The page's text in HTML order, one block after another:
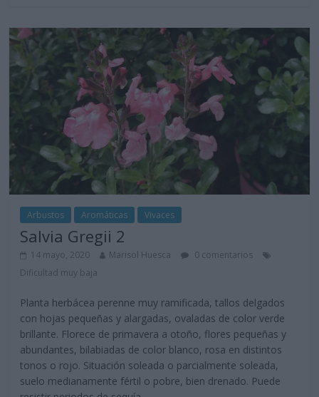
Arbustos Aromáticas Vivaces
Salvia Gregii 2
14 mayo, 2020 Marisol Huesca
0 comentarios
Dificultad muy baja
Planta herbácea perenne muy ramificada, tallos delgados
con hojas pequeñas y alargadas, ovaladas de color verde
brillante. Florece de primavera a otoño, flores pequeñas y
abundantes, bilabiadas de color blanco, rosa en distintos
tonos o rojo. Situación soleada o parcialmente soleada,
suelo medianamente fértil o pobre, bien drenado. Puede